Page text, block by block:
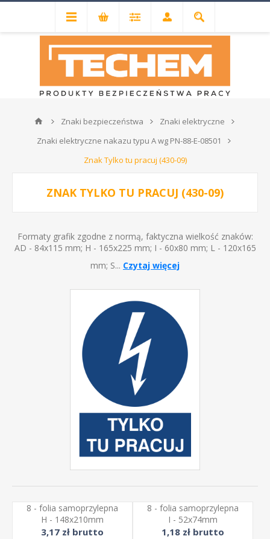
Znaki bezpieczeństwa
Znaki elektryczne
Znaki elektryczne nakazu typu A wg PN-88-E-08501
Znak Tylko tu pracuj (430-09)
ZNAK TYLKO TU PRACUJ (430-09)
Formaty grafik zgodne z normą, faktyczna wielkość znaków:
AD - 84x115 mm; H - 165x225 mm; I - 60x80 mm; L - 120x165
mm; S... Czytaj więcej
8 - folia samoprzylepna
H - 148x210mm
3,17 zł brutto
8 - folia samoprzylepna
I - 52x74mm
1,18 zł brutto